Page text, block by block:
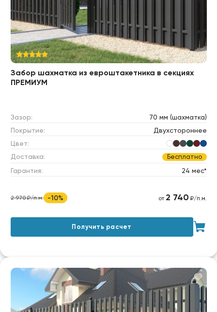
Забор шахматка из евроштакетника в секциях
ПРЕМИУМ
Зазор:
70 мм (шахматка)
Покрытие:
Двухстороннее
Цвет:
Доставка:
Бесплатно
Гарантия: 24 мес*
2 970 ₽/п.м. -10% от 2 740 ₽/п.м.
Получить расчет